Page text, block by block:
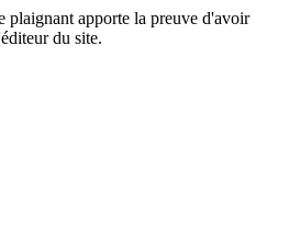
plaignant apporte la preuve d'avoir
du site.